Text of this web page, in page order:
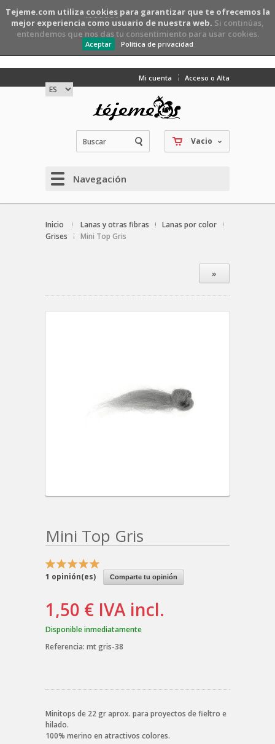
Tejeme.com utiliza cookiespara garantizar que te ofrecemos la
mejor experiencia como usuario de nuestra web. Si continúas,
entendemos que nos das tu consentimiento para usar cookies.
Aceptar Política de privacidad
Mi cuenta Acceso o Alta
Vacio
Navegación
Inicio Lanas y otras fibras
Lanas por color
Grises
Mini Top Gris
»
Mini Top Gris
1 opinión(es) Comparte tu opinión
1,50 € IVA incl.
Disponible inmediatamente
Referencia: mt gris-38
Minitops de 22 gr aprox. para proyectos de fieltro e
hilado.
100% merino en atractivos colores.